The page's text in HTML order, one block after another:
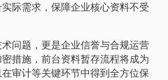
际需求，保障企业核心资料不受
问题，更是企业信誉与合规运营
措施，前台资料暂存流程将成为
审计等关键环节中得到全方位保